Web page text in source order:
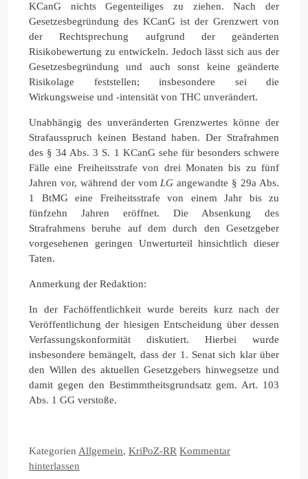
KCanG nichts Gegenteiliges zu ziehen. Nach der
Gesetzesbegründung des KCanG ist der Grenzwert von
der Rechtsprechung aufgrund der geänderten
Risikobewertung zu entwickeln. Jedoch lässt sich aus der
Gesetzesbegründung und auch sonst keine geänderte
Risikolage feststellen; insbesondere sei die
Wirkungsweise und -intensität von THC unverändert.
Unabhängig des unveränderten Grenzwertes könne der
Strafausspruch keinen Bestand haben. Der Strafrahmen
des § 34 Abs. 3 S. 1 KCanG sehe für besonders schwere
Fälle eine Freiheitsstrafe von drei Monaten bis zu fünf
Jahren vor, während der vom LG angewandte § 29a Abs.
1 BtMG eine Freiheitsstrafe von einem Jahr bis zu
fünfzehn Jahren eröffnet. Die Absenkung des
Strafrahmens beruhe auf dem durch den Gesetzgeber
vorgesehenen geringen Unwerturteil hinsichtlich dieser
Taten.
Anmerkung der Redaktion:
In der Fachöffentlichkeit wurde bereits kurz nach der
Veröffentlichung der hiesigen Entscheidung über dessen
Verfassungskonformität diskutiert. Hierbei wurde
insbesondere bemängelt, dass der 1. Senat sich klar über
den Willen des aktuellen Gesetzgebers hinwegsetze und
damit gegen den Bestimmtheitsgrundsatz gem. Art. 103
Abs. 1 GG verstoße.
Kategorien Allgemein, KriPoZ-RR Kommentar
hinterlassen